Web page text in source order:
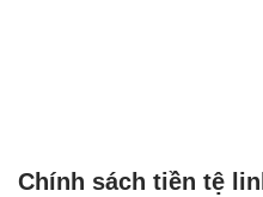
Chính sách tiền tệ